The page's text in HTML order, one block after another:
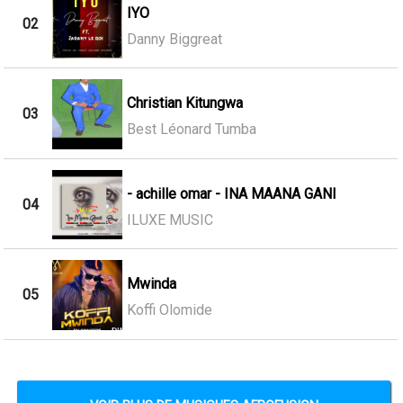
02
IYO
Danny Biggreat
03
Christian Kitungwa
Best Léonard Tumba
04
- achille omar - INA MAANA GANI
ILUXE MUSIC
05
Mwinda
Koffi Olomide